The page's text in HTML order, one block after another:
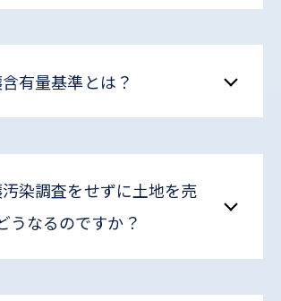
有量基準とは？
汚染調査をせずに土地を売
うなるのですか？